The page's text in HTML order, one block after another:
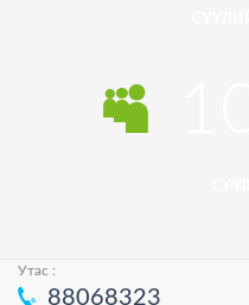
Утас :
88068323